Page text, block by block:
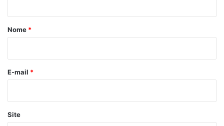
r
*
Nome *
E-mail *
Site